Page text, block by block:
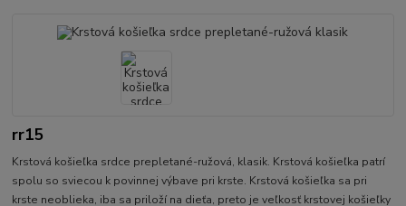
rr15
Krstová košieľka srdce prepletané-ružová, klasik. Krstová košieľka patrí
spolu so sviecou k povinnej výbave pri krste. Krstová košieľka sa pri
krste neoblieka, iba sa priloží na dieťa, preto je veľkosť krstovej košieľky